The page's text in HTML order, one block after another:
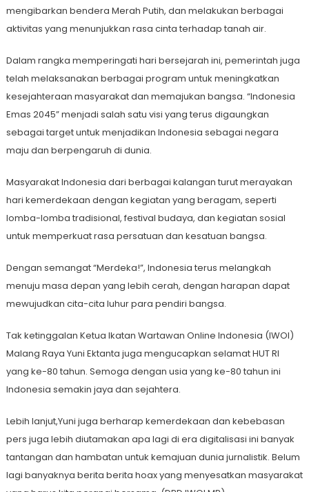
mengibarkan bendera Merah Putih, dan melakukan berbagai
aktivitas yang menunjukkan rasa cinta terhadap tanah air.
Dalam rangka memperingati hari bersejarah ini, pemerintah juga
telah melaksanakan berbagai program untuk meningkatkan
kesejahteraan masyarakat dan memajukan bangsa. “Indonesia
Emas 2045” menjadi salah satu visi yang terus digaungkan
sebagai target untuk menjadikan Indonesia sebagai negara
maju dan berpengaruh di dunia.
Masyarakat Indonesia dari berbagai kalangan turut merayakan
hari kemerdekaan dengan kegiatan yang beragam, seperti
lomba-lomba tradisional, festival budaya, dan kegiatan sosial
untuk memperkuat rasa persatuan dan kesatuan bangsa.
Dengan semangat “Merdeka!”, Indonesia terus melangkah
menuju masa depan yang lebih cerah, dengan harapan dapat
mewujudkan cita-cita luhur para pendiri bangsa.
Tak ketinggalan Ketua Ikatan Wartawan Online Indonesia (IWOI)
Malang Raya Yuni Ektanta juga mengucapkan selamat HUT RI
yang ke-80 tahun. Semoga dengan usia yang ke-80 tahun ini
Indonesia semakin jaya dan sejahtera.
Lebih lanjut,Yuni juga berharap kemerdekaan dan kebebasan
pers juga lebih diutamakan apa lagi di era digitalisasi ini banyak
tantangan dan hambatan untuk kemajuan dunia jurnalistik. Belum
lagi banyaknya berita berita hoax yang menyesatkan masyarakat